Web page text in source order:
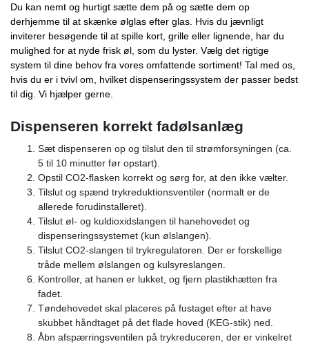
Du kan nemt og hurtigt sætte dem på og sætte dem op
derhjemme til at skænke ølglas efter glas. Hvis du jævnligt
inviterer besøgende til at spille kort, grille eller lignende, har du
mulighed for at nyde frisk øl, som du lyster. Vælg det rigtige
system til dine behov fra vores omfattende sortiment! Tal med os,
hvis du er i tvivl om, hvilket dispenseringssystem der passer bedst
til dig. Vi hjælper gerne.
Dispenseren korrekt fadølsanlæg
Sæt dispenseren op og tilslut den til strømforsyningen (ca.
5 til 10 minutter før opstart).
Opstil CO2-flasken korrekt og sørg for, at den ikke vælter.
Tilslut og spænd trykreduktionsventiler (normalt er de
allerede forudinstalleret).
Tilslut øl- og kuldioxidslangen til hanehovedet og
dispenseringssystemet (kun ølslangen).
Tilslut CO2-slangen til trykregulatoren. Der er forskellige
tråde mellem ølslangen og kulsyreslangen.
Kontroller, at hanen er lukket, og fjern plastikhætten fra
fadet.
Tøndehovedet skal placeres på fustaget efter at have
skubbet håndtaget på det flade hoved (KEG-stik) ned.
Åbn afspærringsventilen på trykreduceren, der er vinkelret